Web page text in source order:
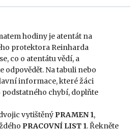
hodiny je atentát na
protektora Reinharda
co o atentátu vědí, a
Na tabuli nebo
informace, které žáci
chybí, doplňte
vytištěný PRAMEN 1,
PRACOVNÍ LIST 1. Řekněte